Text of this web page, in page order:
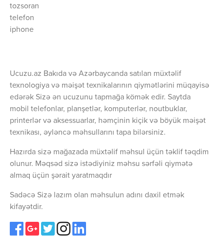
tozsoran
telefon
iphone
Ucuzu.az Bakıda və Azərbaycanda satılan müxtəlif
texnologiya və məişət texnikalarının qiymətlərini müqayisə
edərək Sizə ən ucuzunu tapmağa kömək edir. Saytda
mobil telefonlar, planşetlər, komputerlər, noutbuklar,
printerlər və aksessuarlar, həmçinin kiçik və böyük məişət
texnikası, əyləncə məhsullarını tapa bilərsiniz.
Hazırda sizə mağazada müxtəlif məhsul üçün təklif təqdim
olunur. Məqsəd sizə istədiyiniz məhsu sərfəli qiymətə
almaq üçün şərait yaratmaqdır
Sadəcə Sizə lazım olan məhsulun adını daxil etmək
kifayətdir.